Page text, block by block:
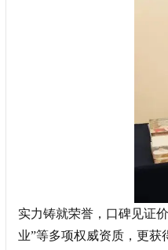
实力铸就荣誉，口碑见证
业”等多项权威资质，更获